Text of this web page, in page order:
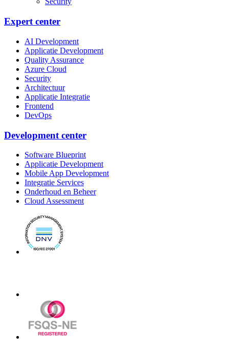
Expert center
AI Development
Applicatie Development
Quality Assurance
Azure Cloud
Security
Architectuur
Applicatie Integratie
Frontend
DevOps
Development center
Software Blueprint
Applicatie Development
Mobile App Development
Integratie Services
Onderhoud en Beheer
Cloud Assessment